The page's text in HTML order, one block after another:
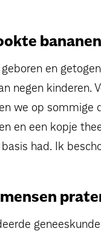
bananen
en
negen kinderen.
we op sommige
en een kopje
had. Ik